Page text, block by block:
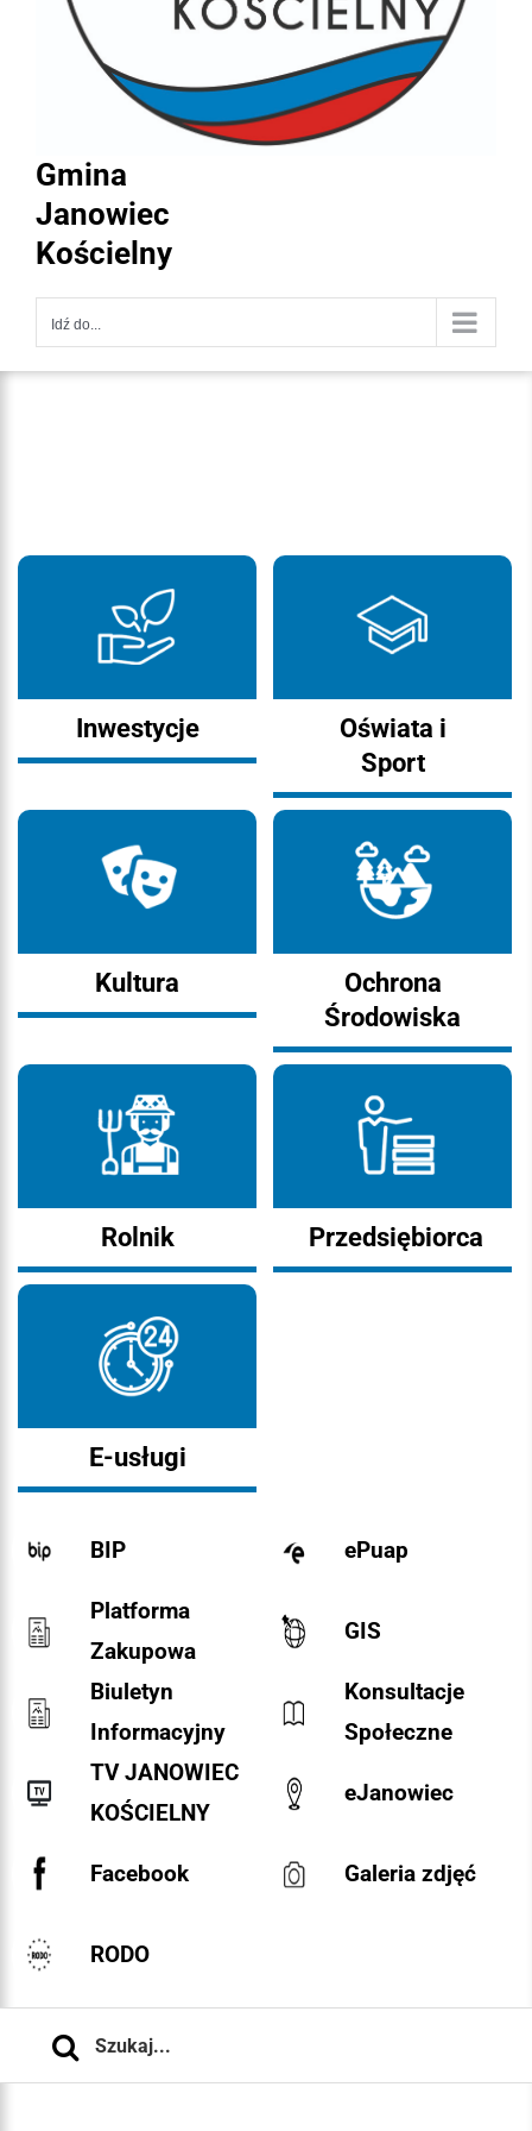
Gmina
Janowiec
Kościelny
Idź do...
Inwestycje
Oświata i
Sport
Kultura
Ochrona
Środowiska
Rolnik Przedsiębiorca
E-usługi
BIP ePuap
Platforma
Zakupowa
GIS
Biuletyn
Informacyjny
Konsultacje
Społeczne
TV JANOWIEC
KOŚCIELNY
eJanowiec
Facebook Galeria zdjęć
RODO